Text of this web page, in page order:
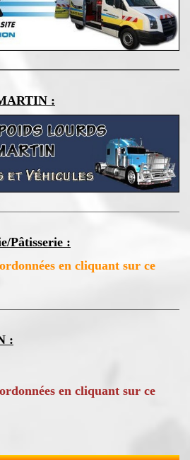
:
Pâtisserie :
en cliquant sur ce
:
en cliquant sur ce